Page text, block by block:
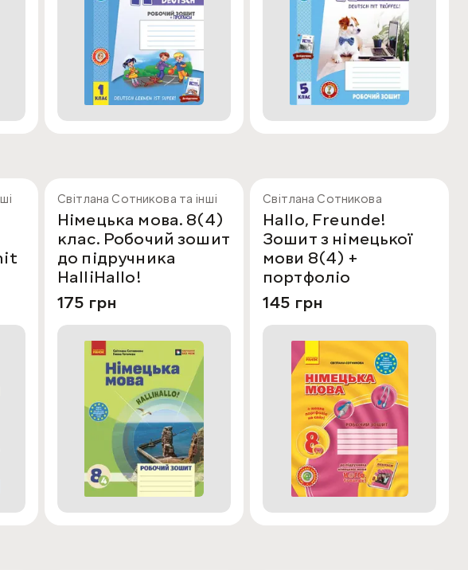
Світлана Сотникова та інші
Німецька мова. 8(4)
клас. Робочий зошит
до підручника
HalliHallo!
175 грн
Світлана Сотникова
Hallo, Freunde!
Зошит з німецької
мови 8(4) +
портфоліо
145 грн